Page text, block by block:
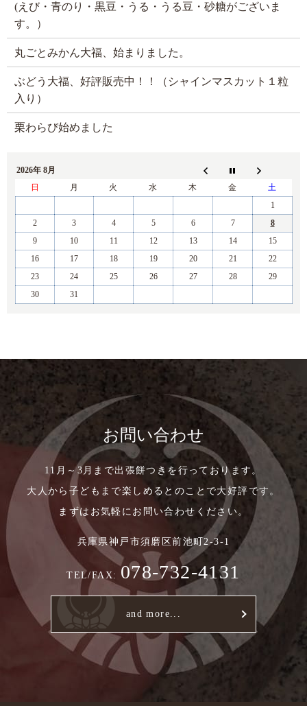
(えび・青のり・黒豆・うる・うる豆・砂糖がございま
す。）
丸ごとみかん大福、始まりました。
ぶどう大福、好評販売中！！（シャインマスカット１粒
入り）
栗わらび始めました
2026年 8月
日
月 火 水 木 金
土
1
2
3 4 5 6 7
8
9
10 11 12 13 14
15
16
17 18 19 20 21
22
23
24 25 26 27 28
29
30
31
お問い合わせ
11月～3月まで出張餅つきを行っております。
大人から子どもまで楽しめるとのことで大好評です。
まずはお気軽にお問い合わせください。
兵庫県神戸市須磨区前池町2-3-1
TEL/FAX: 078-732-4131
and more...